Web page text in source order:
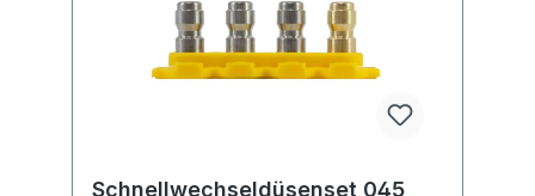
Schnellwechseldüsenset 045